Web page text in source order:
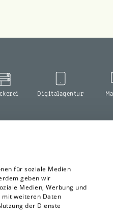
für soziale Medien
geben wir
Medien, Werbung und
weiteren Daten
der Dienste
Digitalagentur